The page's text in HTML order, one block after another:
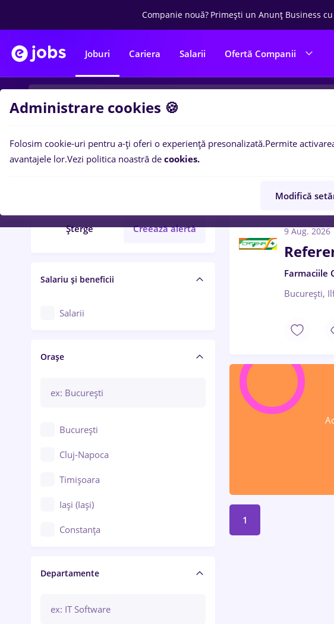
Companie nouă? Primești un Anunț Business
Joburi Cariera Salarii Ofertă Companii
Filtre
Șterge Creează alertă
Salariu și beneficii
Salarii
Orașe
București
Cluj-Napoca
Timișoara
Iași (Iași)
Constanța
Brașov
Bacău
Departamente
8locuri de
9 Aug. 2026
Farmaciile
București,
1
Administrare cookies 🍪
Folosim cookie-uri pentru a-ți oferi o experiență presonalizată.Permite
avantajele lor.Vezi politica noastră de cookies.
Modifică